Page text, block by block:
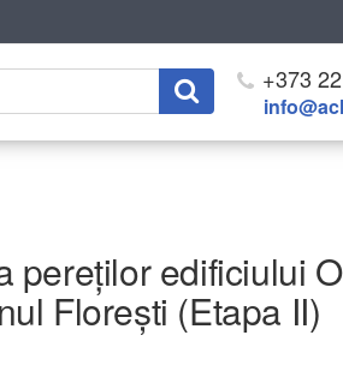
+373
edificiului
Florești (Etapa II)